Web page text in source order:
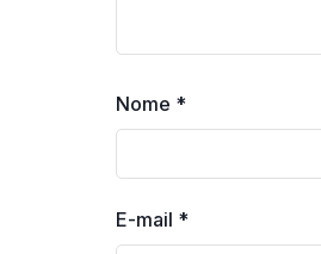
Nome *
E-mail *